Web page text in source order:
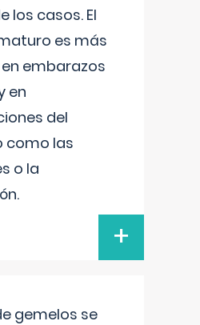
los casos. El
es más
embarazos
en
del
como las
o la
+
gemelos se